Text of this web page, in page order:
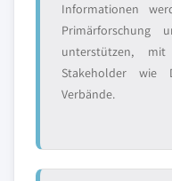
Informationen
Primärforschung
unterstützen,
Stakeholder wie
Verbände.